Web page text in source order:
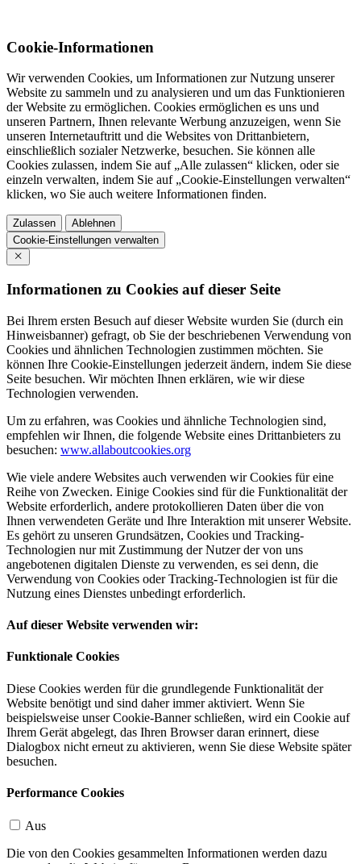
Cookie-Informationen
Wir verwenden Cookies, um Informationen zur Nutzung unserer
Website zu sammeln und zu analysieren und um das Funktionieren
der Website zu ermöglichen. Cookies ermöglichen es uns und
unseren Partnern, Ihnen relevante Werbung anzuzeigen, wenn Sie
unseren Internetauftritt und die Websites von Drittanbietern,
einschließlich sozialer Netzwerke, besuchen. Sie können alle
Cookies zulassen, indem Sie auf „Alle zulassen“ klicken, oder sie
einzeln verwalten, indem Sie auf „Cookie-Einstellungen verwalten“
klicken, wo Sie auch weitere Informationen finden.
Zulassen
Ablehnen
Cookie-Einstellungen verwalten
Informationen zu Cookies auf dieser Seite
Bei Ihrem ersten Besuch auf dieser Website wurden Sie (durch ein
Hinweisbanner) gefragt, ob Sie der beschriebenen Verwendung von
Cookies und ähnlichen Technologien zustimmen möchten. Sie
können Ihre Cookie-Einstellungen jederzeit ändern, indem Sie diese
Seite besuchen. Wir möchten Ihnen erklären, wie wir diese
Technologien verwenden.
Um zu erfahren, was Cookies und ähnliche Technologien sind,
empfehlen wir Ihnen, die folgende Website eines Drittanbieters zu
besuchen: www.allaboutcookies.org
Wie viele andere Websites auch verwenden wir Cookies für eine
Reihe von Zwecken. Einige Cookies sind für die Funktionalität der
Website erforderlich, andere protokollieren Daten über die von
Ihnen verwendeten Geräte und Ihre Interaktion mit unserer Website.
Es gehört zu unseren Grundsätzen, Cookies und Tracking-
Technologien nur mit Zustimmung der Nutzer der von uns
angebotenen digitalen Dienste zu verwenden, es sei denn, die
Verwendung von Cookies oder Tracking-Technologien ist für die
Nutzung eines Dienstes unbedingt erforderlich.
Auf dieser Website verwenden wir:
Funktionale Cookies
Diese Cookies werden für die grundlegende Funktionalität der
Website benötigt und sind daher immer aktiviert. Wenn Sie
beispielsweise unser Cookie-Banner schließen, wird ein Cookie auf
Ihrem Gerät abgelegt, das Ihren Browser daran erinnert, diese
Dialogbox nicht erneut zu aktivieren, wenn Sie diese Website später
besuchen.
Performance Cookies
Aus
Die von den Cookies gesammelten Informationen werden dazu